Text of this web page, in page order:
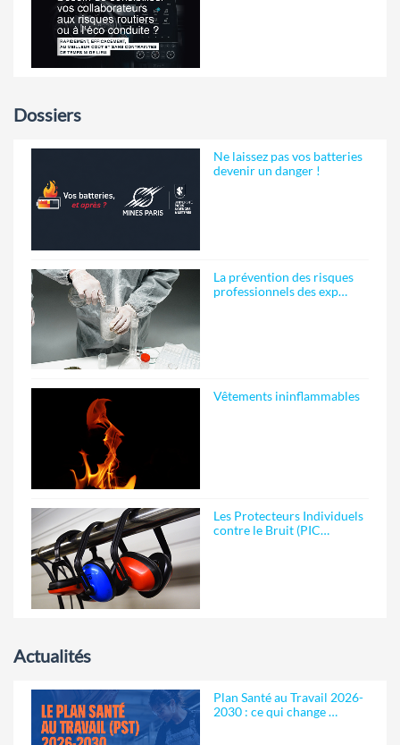
Dossiers
Ne laissez pas vos batteries
devenir un danger !
La prévention des risques
professionnels des exp…
Vêtements ininflammables
Les Protecteurs Individuels
contre le Bruit (PIC…
Actualités
Plan Santé au Travail 2026-
2030 : ce qui change …